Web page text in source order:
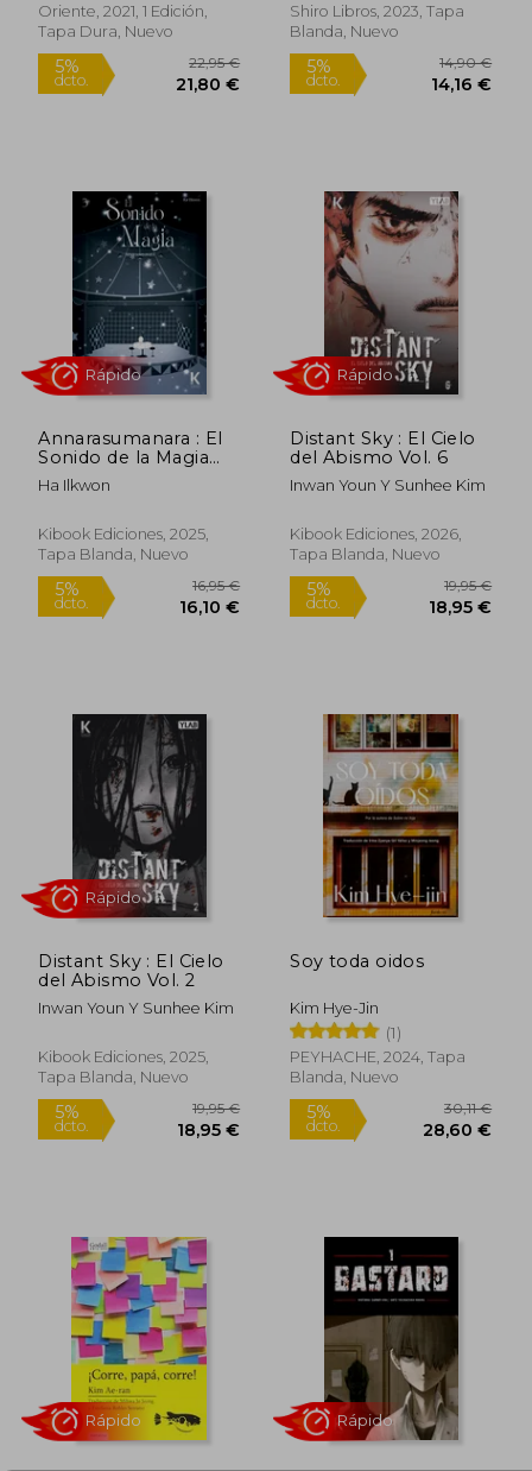
Oriente, 2021, 1 Edición,
Tapa Dura, Nuevo
5%
Shiro Libros, 2023, Tapa
Blanda, Nuevo
5%
dcto.
Annarasumanara : El
Sonido de la Magia
Vol.3
Ha Ilkwon
Kibook Ediciones, 2025,
Tapa Blanda, Nuevo
5%
dcto. 16,10 €
Rápido
Distant Sky : El Cielo
del Abismo Vol. 6
Inwan Youn Y Sunhee Kim
Kibook Ediciones, 2026,
Tapa Blanda, Nuevo
5%
Rápido
Distant Sky : El Cielo
del Abismo Vol. 2
Inwan Youn Y Sunhee Kim
Kibook Ediciones, 2025,
Tapa Blanda, Nuevo
Soy toda oidos
Kim Hye-Jin
(1)
PEYHACHE, 2024, Tapa
Blanda, Nuevo